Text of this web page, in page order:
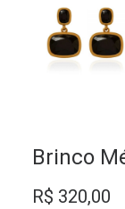
Brinco
R$ 320,00